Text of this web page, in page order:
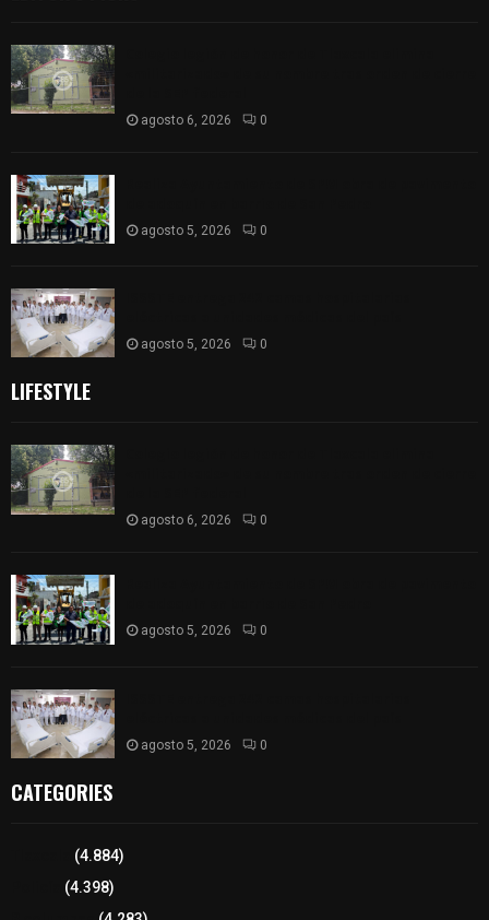
agosto 6, 2026 0
agosto 5, 2026 0
agosto 5, 2026 0
LIFESTYLE
agosto 6, 2026 0
agosto 5, 2026 0
agosto 5, 2026 0
CATEGORIES
(4.884)
(4.398)